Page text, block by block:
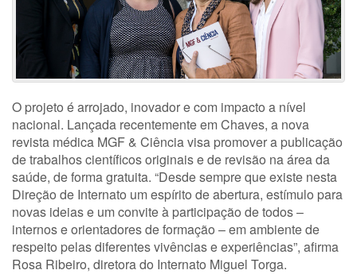
O projeto é arrojado, inovador e com impacto a nível
nacional. Lançada recentemente em Chaves, a nova
revista médica MGF & Ciência visa promover a publicação
de trabalhos científicos originais e de revisão na área da
saúde, de forma gratuita. “Desde sempre que existe nesta
Direção de Internato um espírito de abertura, estímulo para
novas ideias e um convite à participação de todos –
internos e orientadores de formação – em ambiente de
respeito pelas diferentes vivências e experiências”, afirma
Rosa Ribeiro, diretora do Internato Miguel Torga.